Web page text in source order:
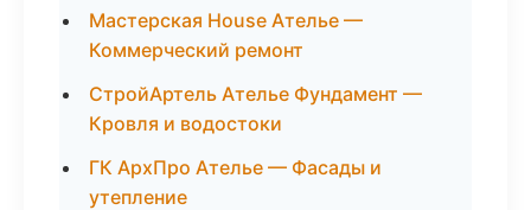
Мастерская House Ателье —
Коммерческий ремонт
СтройАртель Ателье Фундамент —
Кровля и водостоки
ГК АрхПро Ателье — Фасады и
утепление